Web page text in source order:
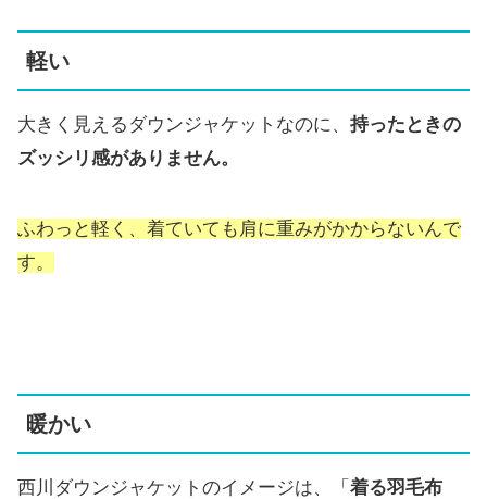
軽い
大きく見えるダウンジャケットなのに、 持ったときの
ズッシリ感がありません。
ふわっと軽く、着ていても肩に重みがかからないんで
す。
暖かい
西川ダウンジャケットのイメージは、「 着る羽毛布